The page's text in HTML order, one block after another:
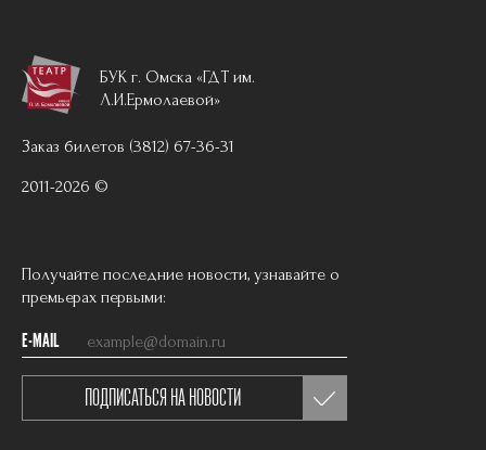
БУК г. Омска «ГДТ им.
Л.И.Ермолаевой»
Заказ билетов (3812) 67-36-31
2011-2026 ©
Получайте последние новости, узнавайте о
премьерах первыми:
E-MAIL
ПОДПИСАТЬСЯ НА НОВОСТИ